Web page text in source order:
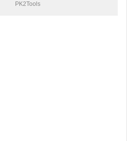
PK2Tools